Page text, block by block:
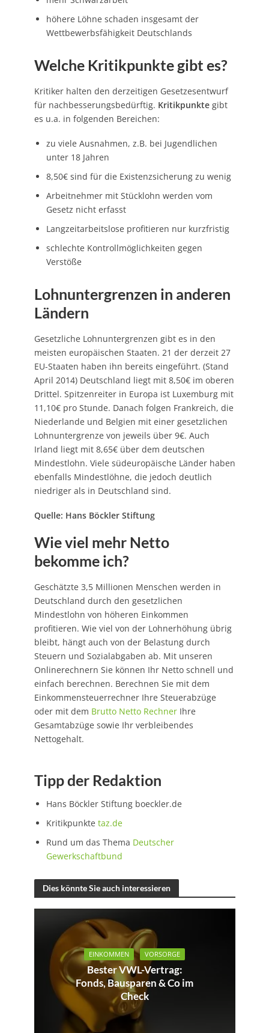
höhere Löhne schaden insgesamt der
Wettbewerbsfähigkeit Deutschlands
Welche Kritikpunkte gibt es?
Kritiker halten den derzeitigen Gesetzesentwurf
für nachbesserungsbedürftig. Kritikpunktegibt
es u.a. in folgenden Bereichen:
zu viele Ausnahmen, z.B. bei Jugendlichen
unter 18 Jahren
8,50€ sind für die Existenzsicherung zu wenig
Arbeitnehmer mit Stücklohn werden vom
Gesetz nicht erfasst
Langzeitarbeitslose profitieren nur kurzfristig
schlechte Kontrollmöglichkeiten gegen
Verstöße
Lohnuntergrenzen in anderen
Ländern
Gesetzliche Lohnuntergrenzen gibt es in den
meisten europäischen Staaten. 21 der derzeit 27
EU-Staaten haben ihn bereits eingeführt. (Stand
April 2014) Deutschland liegt mit 8,50€ im oberen
Drittel. Spitzenreiter in Europa ist Luxemburg mit
11,10€ pro Stunde. Danach folgen Frankreich, die
Niederlande und Belgien mit einer gesetzlichen
Lohnuntergrenze von jeweils über 9€. Auch
Irland liegt mit 8,65€ über dem deutschen
Mindestlohn. Viele südeuropäische Länder haben
ebenfalls Mindestlöhne, die jedoch deutlich
niedriger als in Deutschland sind.
Quelle: Hans Böckler Stiftung
Wie viel mehr Netto
bekomme ich?
Geschätzte 3,5 Millionen Menschen werden in
Deutschland durch den gesetzlichen
Mindestlohn von höheren Einkommen
profitieren. Wie viel von der Lohnerhöhung übrig
bleibt, hängt auch von der Belastung durch
Steuern und Sozialabgaben ab. Mit unseren
Onlinerechnern Sie können Ihr Netto schnell und
einfach berechnen. Berechnen Sie mit dem
Einkommensteuerrechner Ihre Steuerabzüge
oder mit dem Brutto Netto RechnerIhre
Gesamtabzüge sowie Ihr verbleibendes
Nettogehalt.
Tipp der Redaktion
Hans Böckler Stiftung boeckler.de
Kritikpunkte taz.de
Rund um das Thema Deutscher
Gewerkschaftbund
Dies könnte Sie auch interessieren
EINKOMMEN VORSORGE
Bester VWL-Vertrag:
Fonds, Bausparen & Co im
Check